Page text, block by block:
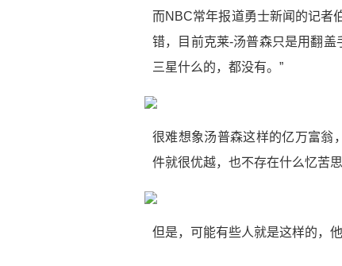
而NBC常年报道勇士新闻的记者
错，目前克莱-汤普森只是用翻盖
三星什么的，都没有。”
很难想象汤普森这样的亿万富翁
件就很优越，也不存在什么忆苦思
但是，可能有些人就是这样的，